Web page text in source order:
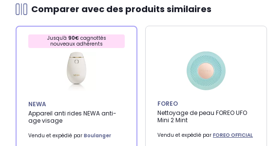
Comparer avec des produits similaires
Jusqu'à 90€cagnottés
nouveaux adhérents
NEWA
Appareil anti rides NEWA anti-
age visage
Vendu et expédié par Boulanger
FOREO
Nettoyage de peau FOREO UFO
Mini 2 Mint
Vendu et expédié par FOREO OFFICIAL